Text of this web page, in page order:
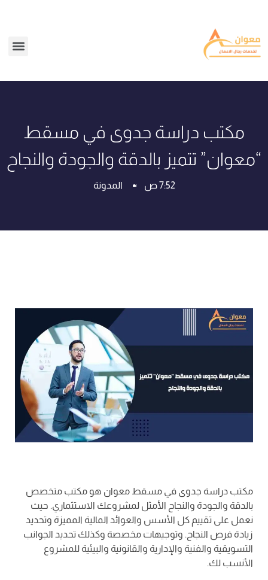
مكتب دراسة جدوى في مسقط
“معوان” تتميز بالدقة والجودة والنجاح
7:52 ص المدونة
مكتب دراسة جدوى في مسقط معوان هو مكتب متخصص
بالدقة والجودة والنجاح الأمثل لمشروعك الاستثماري. حيث
نعمل على تقييم كل الأسس والعوائد المالية المميزة وتحديد
زيادة فرص النجاح. وتوجيهات مخصصة وكذلك تحديد الجوانب
التسويقية والفنية والإدارية والقانونية والبيئية للمشروع
الأنسب لك.